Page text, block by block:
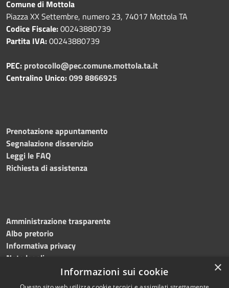
Comune di Mottola
Piazza XX Settembre, numero 23, 74017 Mottola TA
Codice Fiscale:00243880739
Partita IVA:00243880739
PEC: protocollo@pec.comune.mottola.ta.it
Centralino Unico:099 8866925
Prenotazione appuntamento
Segnalazione disservizio
Leggi le FAQ
Richiesta di assistenza
Amministrazione trasparente
Albo pretorio
Informativa privacy
Note legali
Dichiarazione di accessibilità
×
Informazioni sui cookie